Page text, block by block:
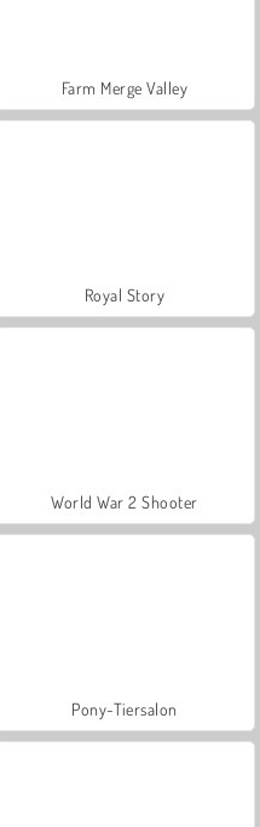
Farm Merge Valley
Royal Story
World War 2 Shooter
Pony-Tiersalon